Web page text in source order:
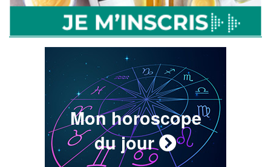
Mon horoscope
du jour